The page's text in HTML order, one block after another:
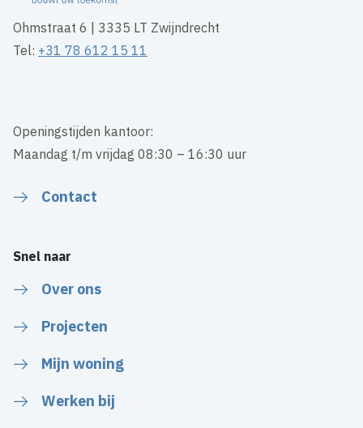
Ohmstraat 6 | 3335 LT Zwijndrecht
Tel: +31 78 612 15 11
Openingstijden kantoor:
Maandag t/m vrijdag 08:30 – 16:30 uur
Contact
Snel naar
Over ons
Projecten
Mijn woning
Werken bij